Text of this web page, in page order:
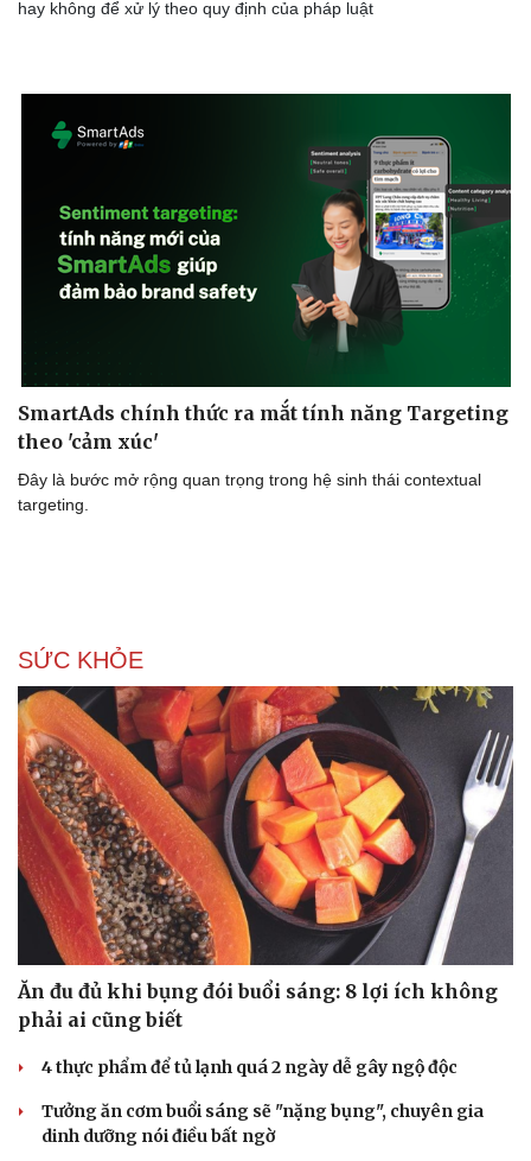
Du lịch
Tư vấn
check-in
Câu chuyện thời sự
Cửa sổ tình yêu
hay không để xử lý theo quy định của pháp luật
SmartAds chính thức ra mắt tính năng Targeting
theo 'cảm xúc'
Đây là bước mở rộng quan trọng trong hệ sinh thái contextual
targeting.
SỨC KHỎE
Ăn đu đủ khi bụng đói buổi sáng: 8 lợi ích không
phải ai cũng biết
4 thực phẩm để tủ lạnh quá 2 ngày dễ gây ngộ độc
Tưởng ăn cơm buổi sáng sẽ "nặng bụng", chuyên gia
dinh dưỡng nói điều bất ngờ